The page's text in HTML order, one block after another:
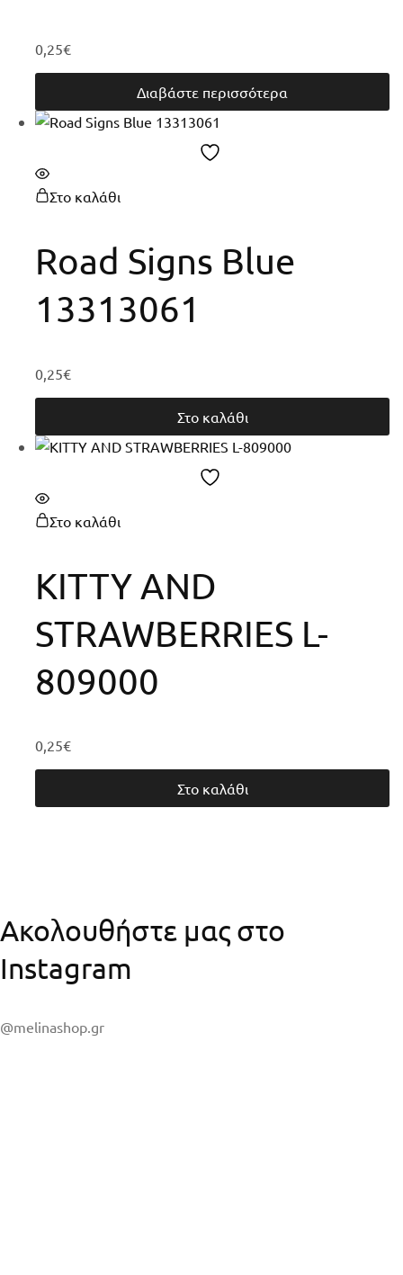
0,25€
Διαβάστε περισσότερα
Στο καλάθι
Road Signs Blue
13313061
0,25€
Στο καλάθι
Στο καλάθι
KITTY AND
STRAWBERRIES L-
809000
0,25€
Στο καλάθι
Ακολουθήστε μας στο
Instagram
@melinashop.gr